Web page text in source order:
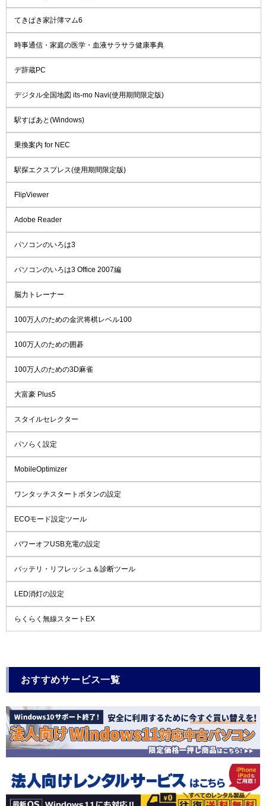
てきぱき家計簿マム6
時事通信・家庭の医学・血液サラサラ健康事典
デ辞蔵PC
デジタル全国地図 its-mo Navi(使用期間限定版)
駅すぱあと(Windows)
乗換案内 for NEC
駅探エクスプレス(使用期間限定版)
FlipViewer
Adobe Reader
パソコンのいろは3
パソコンのいろは3 Office 2007編
脳力トレーナー
100万人のための金沢将棋レベル100
100万人のための囲碁
100万人のための3D麻雀
大富豪 Plus5
スタイルセレクター
パソらく設定
MobileOptimizer
ワンタッチスタートボタンの設定
ECOモード設定ツール
パワーオフUSB充電の設定
バッテリ・リフレッシュ＆診断ツール
LED消灯の設定
らくらく無線スタートEX
おすすめサービス一覧